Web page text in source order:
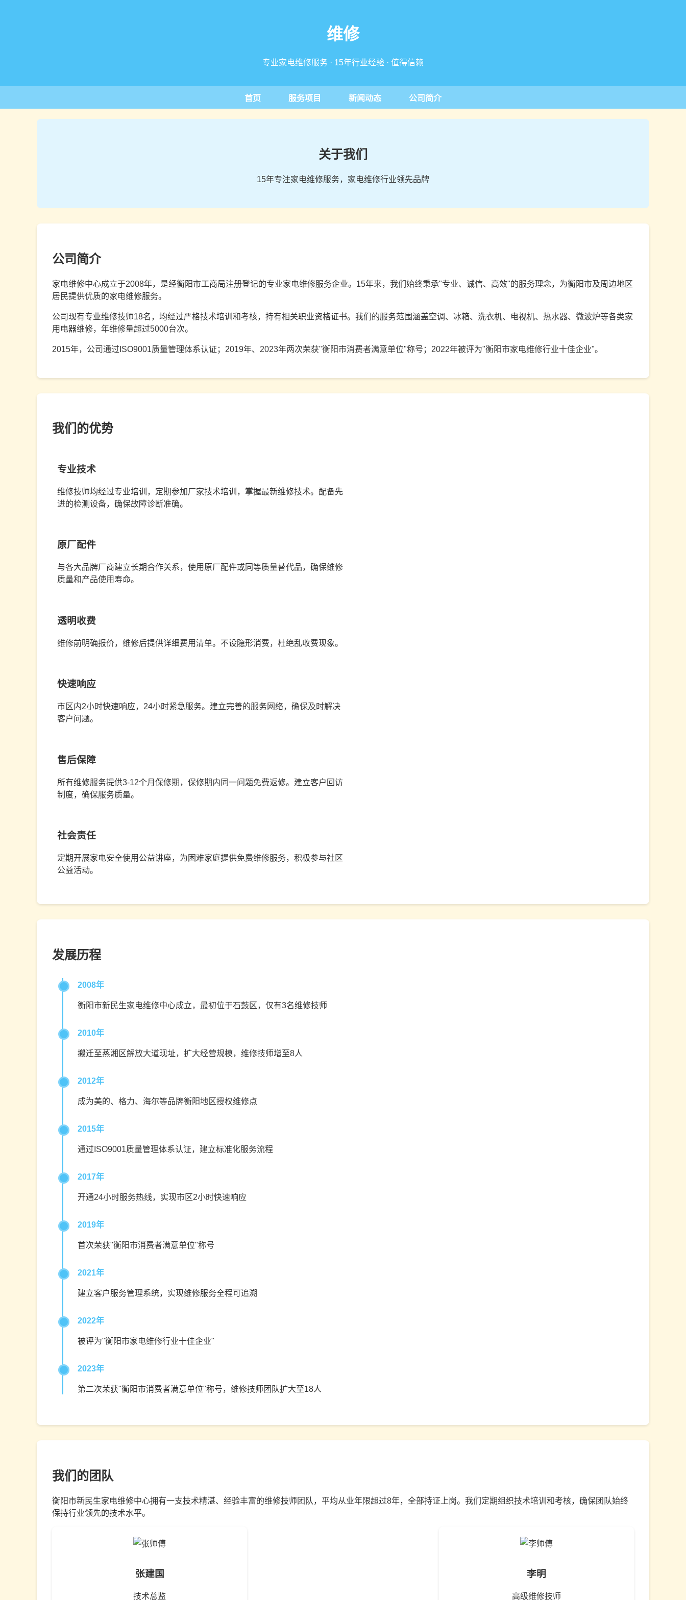
维修
专业家电维修服务 · 15年行业经验 · 值得信赖
首页 服务项目 新闻动态 公司简介
关于我们
15年专注家电维修服务，家电维修行业领先品牌
公司简介
家电维修中心成立于2008年，是经衡阳市工商局注册登记的专业家电维修服务企业。15年来，我们始终秉承"专业、诚信、高效"的服务理念，为衡阳市及周边地区
居民提供优质的家电维修服务。
公司现有专业维修技师18名，均经过严格技术培训和考核，持有相关职业资格证书。我们的服务范围涵盖空调、冰箱、洗衣机、电视机、热水器、微波炉等各类家
用电器维修，年维修量超过5000台次。
2015年，公司通过ISO9001质量管理体系认证；2019年、2023年两次荣获"衡阳市消费者满意单位"称号；2022年被评为"衡阳市家电维修行业十佳企业"。
我们的优势
专业技术
维修技师均经过专业培训，定期参加厂家技术培训，掌握最新维修技术。配备先
进的检测设备，确保故障诊断准确。
原厂配件
与各大品牌厂商建立长期合作关系，使用原厂配件或同等质量替代品，确保维修
质量和产品使用寿命。
透明收费
维修前明确报价，维修后提供详细费用清单。不设隐形消费，杜绝乱收费现象。
快速响应
市区内2小时快速响应，24小时紧急服务。建立完善的服务网络，确保及时解决
客户问题。
售后保障
所有维修服务提供3-12个月保修期，保修期内同一问题免费返修。建立客户回访
制度，确保服务质量。
社会责任
定期开展家电安全使用公益讲座，为困难家庭提供免费维修服务，积极参与社区
公益活动。
发展历程
2008年
衡阳市新民生家电维修中心成立，最初位于石鼓区，仅有3名维修技师
2010年
搬迁至蒸湘区解放大道现址，扩大经营规模，维修技师增至8人
2012年
成为美的、格力、海尔等品牌衡阳地区授权维修点
2015年
通过ISO9001质量管理体系认证，建立标准化服务流程
2017年
开通24小时服务热线，实现市区2小时快速响应
2019年
首次荣获"衡阳市消费者满意单位"称号
2021年
建立客户服务管理系统，实现维修服务全程可追溯
2022年
被评为"衡阳市家电维修行业十佳企业"
2023年
第二次荣获"衡阳市消费者满意单位"称号，维修技师团队扩大至18人
我们的团队
衡阳市新民生家电维修中心拥有一支技术精湛、经验丰富的维修技师团队，平均从业年限超过8年，全部持证上岗。我们定期组织技术培训和考核，确保团队始终
保持行业领先的技术水平。
张建国
技术总监
李明
高级维修技师